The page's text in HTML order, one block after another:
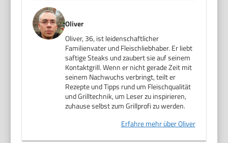
Oliver
Oliver, 36, ist leidenschaftlicher
Familienvater und Fleischliebhaber. Er liebt
saftige Steaks und zaubert sie auf seinem
Kontaktgrill. Wenn er nicht gerade Zeit mit
seinem Nachwuchs verbringt, teilt er
Rezepte und Tipps rund um Fleischqualität
und Grilltechnik, um Leser zu inspirieren,
zuhause selbst zum Grillprofi zu werden.
Erfahre mehr über Oliver